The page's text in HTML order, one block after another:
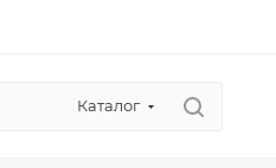
Каталог